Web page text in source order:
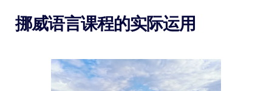
挪威语言课程的实际运用